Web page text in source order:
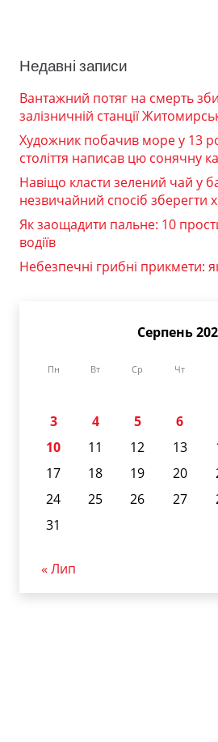
Недавні записи
Вантажний потяг на смерть
залізничній станції
Художник побачив море у 13
століття написав цю сонячну
Навіщо класти зелений чай у
незвичайний спосіб зберегти
Як заощадити пальне: 10
водіїв
Небезпечні грибні прикмети:
Серпень
Пн Вт Ср Чт
3
4 5 6
10
11 12 13
17
18 19 20
24
25 26 27
31
« Лип